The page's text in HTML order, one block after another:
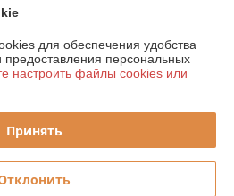
291519217
районный исполнительный
для обеспечения удобства
предоставления персональных
настроить файлы cookies или
Принять